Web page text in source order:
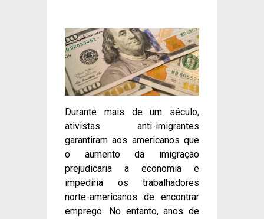
Durante mais de um século,
ativistas anti-imigrantes
garantiram aos americanos que
o aumento da imigração
prejudicaria a economia e
impediria os trabalhadores
norte-americanos de encontrar
emprego. No entanto, anos de